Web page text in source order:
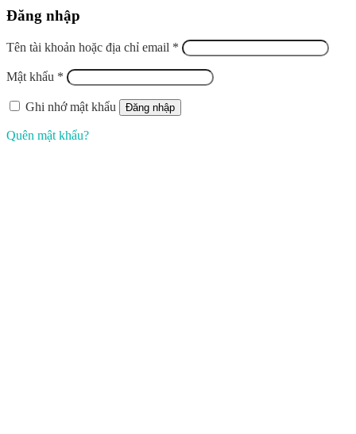
Đăng nhập
Tên tài khoản hoặc địa chỉ email *
Mật khẩu *
Ghi nhớ mật khẩu Đăng nhập
Quên mật khẩu?